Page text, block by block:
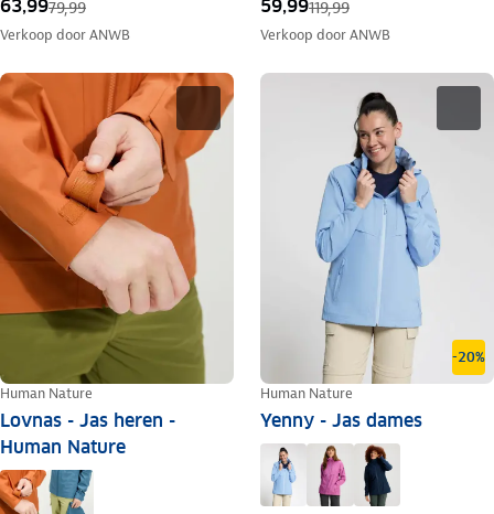
63,9979,99
Verkoop doorANWB
59,99119,99
Verkoop doorANWB
Human Nature
Lovnas - Jas heren -
Human Nature
-20%
Human Nature
Yenny - Jas dames